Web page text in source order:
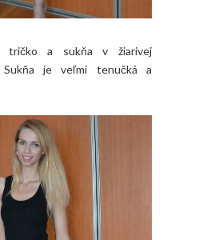
a sukňa v žiarivej
Sukňa je veľmi tenučká a